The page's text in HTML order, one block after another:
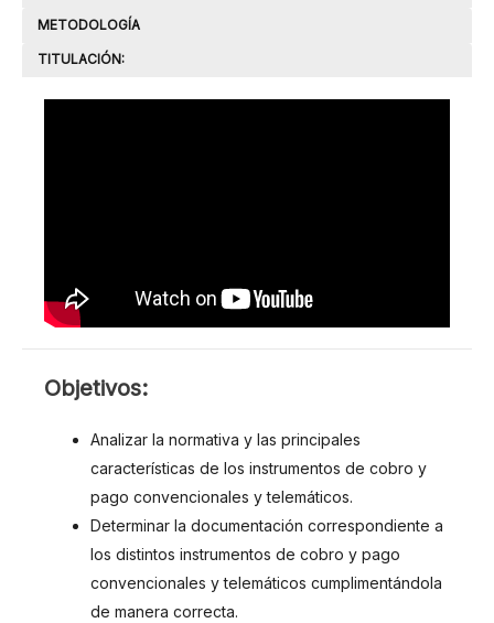
METODOLOGÍA
TITULACIÓN:
Objetivos:
Analizar la normativa y las principales
características de los instrumentos de cobro y
pago convencionales y telemáticos.
Determinar la documentación correspondiente a
los distintos instrumentos de cobro y pago
convencionales y telemáticos cumplimentándola
de manera correcta.